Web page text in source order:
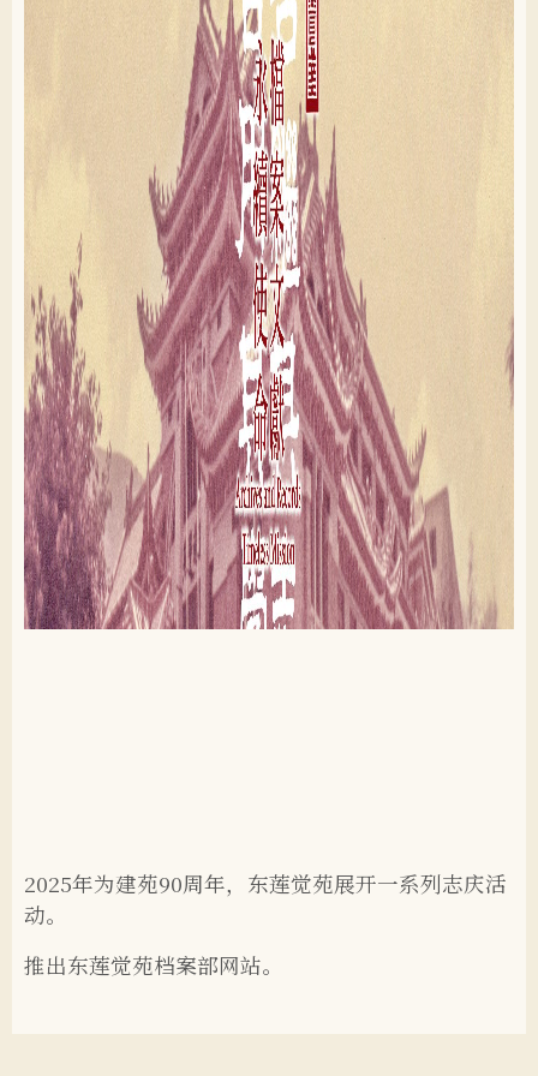
2025年为建苑90周年，东莲觉苑展开一系列志庆活
动。
推出东莲觉苑档案部网站。